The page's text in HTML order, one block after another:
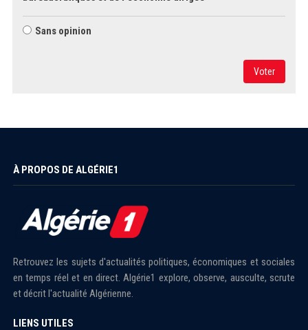
Sans opinion
Voter
À PROPOS DE ALGÉRIE1
Retrouvez les sujets d'actualités politiques, économiques et sociales
en temps réel et en direct. Algérie1 explore, observe, ausculte, scrute
et décrit l'actualité Algérienne.
LIENS UTILES